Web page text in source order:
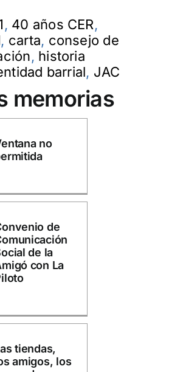
, 40 años CER,
, carta, consejo de
, historia
barrial, JAC
memorias
no
de
de la
con La
tiendas,
amigos, los